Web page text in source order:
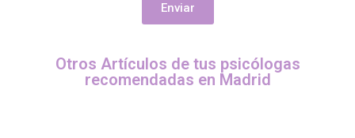
Enviar
Otros Artículos de tus psicólogas
recomendadas en Madrid